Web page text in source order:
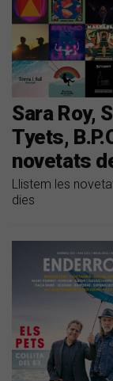
Sara Roy,
Tyets,
novetats
Llistem les
dies